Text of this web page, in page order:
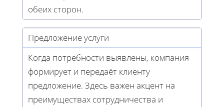
обеих сторон.
Предложение услуги
Когда потребности выявлены, компания
формирует и передаёт клиенту
предложение. Здесь важен акцент на
преимуществах сотрудничества и